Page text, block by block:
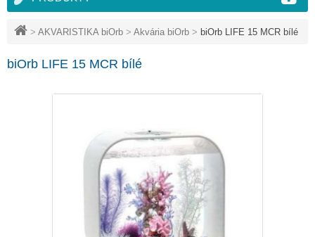
> AKVARISTIKA biOrb > Akvária biOrb > biOrb LIFE 15 MCR bílé
biOrb LIFE 15 MCR bílé